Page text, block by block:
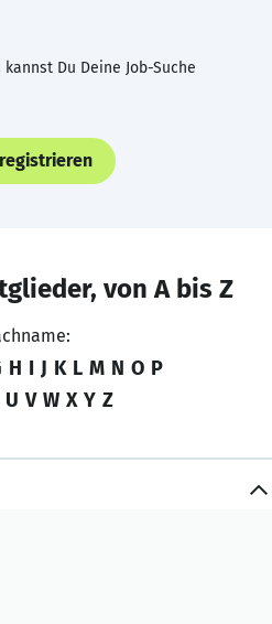
Du Deine Job-Suche
von A bis Z
H I J K L M N O P
U V W X Y Z